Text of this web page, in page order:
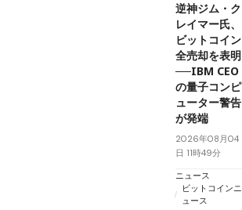
逆神ジム・ク
レイマー氏、
ビットコイン
全売却を表明
──IBM CEO
の量子コンピ
ューター警告
が発端
2026年08月04
日 11時49分
ニュース
ビットコインニ
ュース